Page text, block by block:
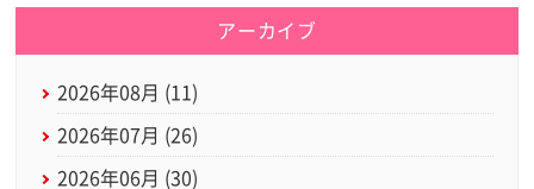
アーカイブ
2026年08月 (11)
2026年07月 (26)
2026年06月 (30)